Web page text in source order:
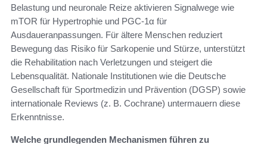
Belastung und neuronale Reize aktivieren Signalwege wie
mTOR für Hypertrophie und PGC-1α für
Ausdaueranpassungen. Für ältere Menschen reduziert
Bewegung das Risiko für Sarkopenie und Stürze, unterstützt
die Rehabilitation nach Verletzungen und steigert die
Lebensqualität. Nationale Institutionen wie die Deutsche
Gesellschaft für Sportmedizin und Prävention (DGSP) sowie
internationale Reviews (z. B. Cochrane) untermauern diese
Erkenntnisse.
Welche grundlegenden Mechanismen führen zu